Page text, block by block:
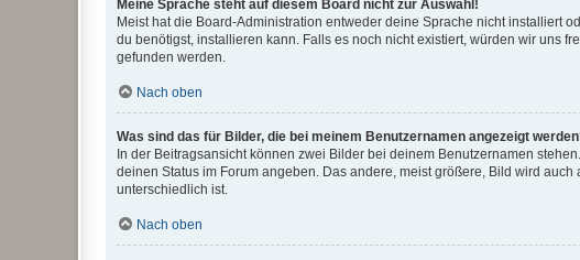
Meine Sprache steht auf diesem Board nicht zur Auswahl!
Meist hat die Board-Administration entweder deine Sprache nicht installiert
du benötigst, installieren kann. Falls es noch nicht existiert, würden wir uns
gefunden werden.
Nach oben
Was sind das für Bilder, die bei meinem Benutzernamen angezeigt
In der Beitragsansicht können zwei Bilder bei deinem Benutzernamen
deinen Status im Forum angeben. Das andere, meist größere, Bild wird
unterschiedlich ist.
Nach oben